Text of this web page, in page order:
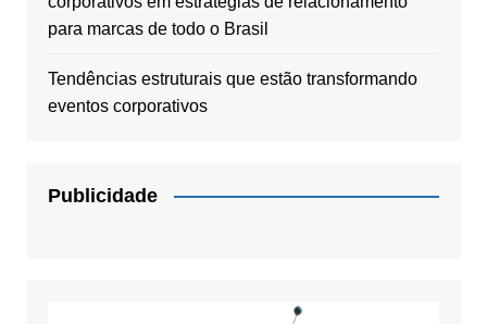
para marcas de todo o Brasil
Tendências estruturais que estão transformando
eventos corporativos
Publicidade